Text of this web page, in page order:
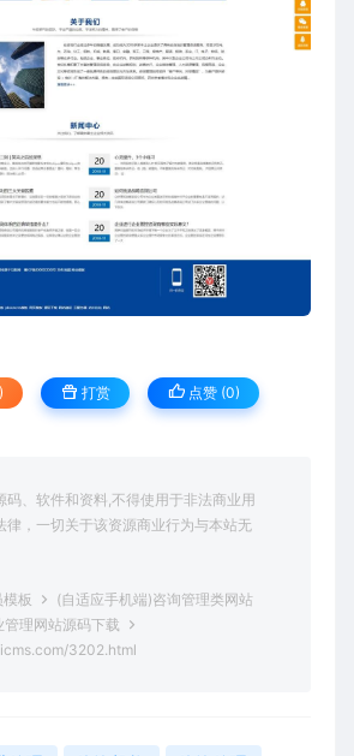
打赏 点赞 (0)
码、软件和资料,不得使用于非法商业用
律，一切关于该资源商业行为与本站无
板
(自适应手机端)咨询管理类网站
理网站源码下载
3202.html